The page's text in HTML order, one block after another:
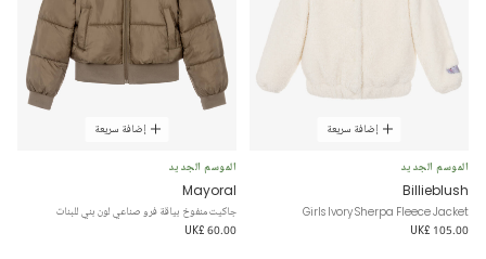
إضافة سريعة
الموسم الجديد
Billieblush
Girls Ivory Sherpa Fleece Jacket
UK£ 105.00
إضافة سريعة
الموسم الجديد
Mayoral
جاكيت منفوخ بياقة فرو صناعي لون بني للبنات
UK£ 60.00